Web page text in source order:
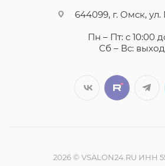
644099, г. Омск, ул.
Пн – Пт: с 10:00
Сб – Вс:
2026 © VSALON24.RU ИНН